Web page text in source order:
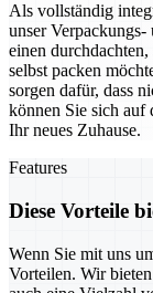
Als vollständig
unser
einen
selbst packen
sorgen dafür, dass
können Sie sich auf
Ihr neues Zuhause.
Features
Diese Vorteile
Wenn Sie mit uns
Vorteilen. Wir